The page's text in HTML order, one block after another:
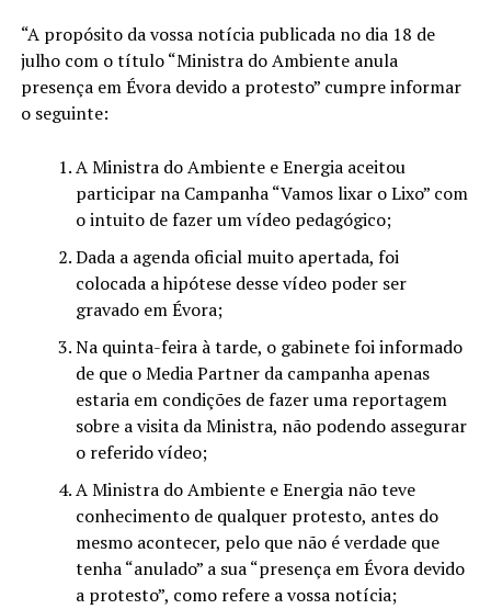
“A propósito da vossa notícia publicada no dia 18 de
julho com o título “Ministra do Ambiente anula
presença em Évora devido a protesto” cumpre informar
o seguinte:
A Ministra do Ambiente e Energia aceitou
participar na Campanha “Vamos lixar o Lixo” com
o intuito de fazer um vídeo pedagógico;
Dada a agenda oficial muito apertada, foi
colocada a hipótese desse vídeo poder ser
gravado em Évora;
Na quinta-feira à tarde, o gabinete foi informado
de que o Media Partner da campanha apenas
estaria em condições de fazer uma reportagem
sobre a visita da Ministra, não podendo assegurar
o referido vídeo;
A Ministra do Ambiente e Energia não teve
conhecimento de qualquer protesto, antes do
mesmo acontecer, pelo que não é verdade que
tenha “anulado” a sua “presença em Évora devido
a protesto”, como refere a vossa notícia;